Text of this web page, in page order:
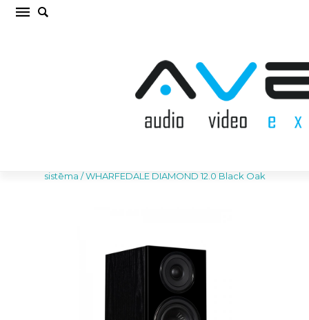
WHARFEDALE DIAMOND 12.0 Black Oak
sistēma /WHARFEDALE DIAMOND 12.0 Black Oak